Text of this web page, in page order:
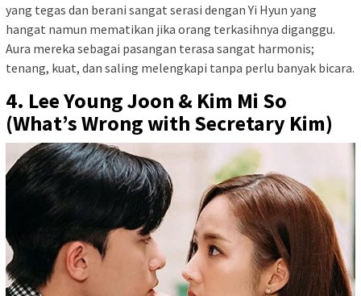
yang tegas dan berani sangat serasi dengan Yi Hyun yang
hangat namun mematikan jika orang terkasihnya diganggu.
Aura mereka sebagai pasangan terasa sangat harmonis;
tenang, kuat, dan saling melengkapi tanpa perlu banyak bicara.
4. Lee Young Joon & Kim Mi So
(What’s Wrong with Secretary Kim)